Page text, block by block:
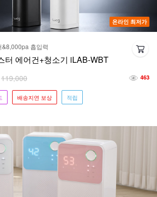
온라인 최저가
흡입력
터 에어건+청소기 iLAB-WBT
463
119,000
배송지연 보상 적립